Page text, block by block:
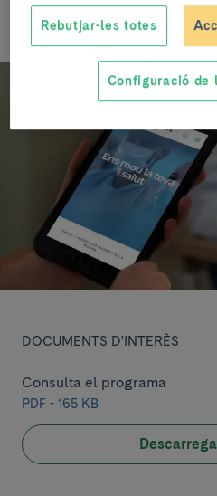
DOCUMENTS D'INTERÈS
Consulta el programa
PDF - 165 KB
Rebutjar-les totes
Configuració de